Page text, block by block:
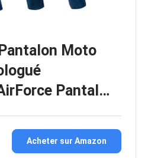
Moto
Pantal…
Acheter sur Amazon